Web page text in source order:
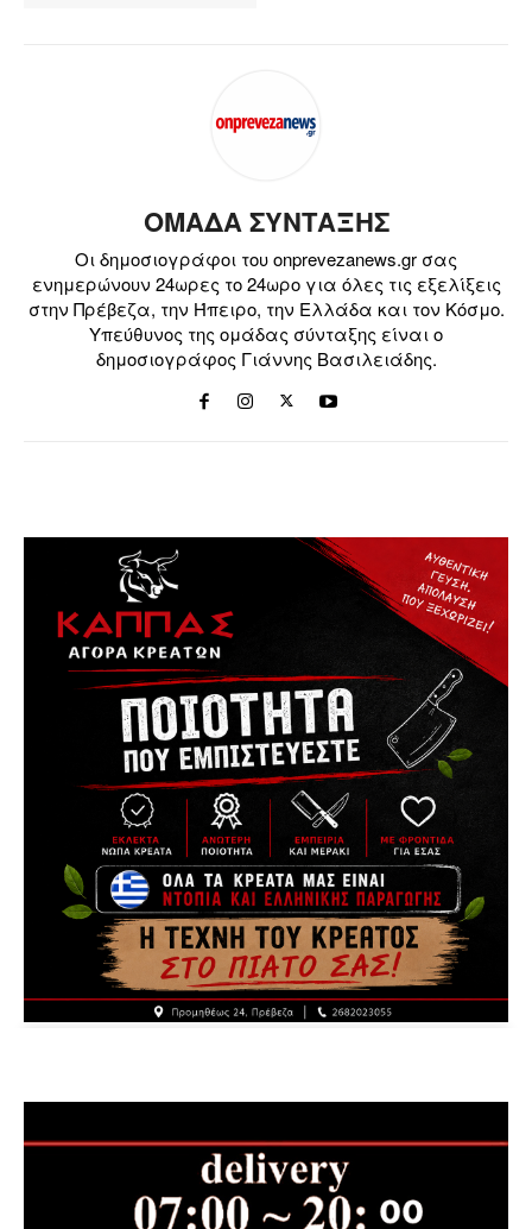
ΟΜΑΔΑ ΣΥΝΤΑΞΗΣ
Οι δημοσιογράφοι του onprevezanews.gr σας
ενημερώνουν 24ωρες το 24ωρο για όλες τις εξελίξεις
στην Πρέβεζα, την Ήπειρο, την Ελλάδα και τον Κόσμο.
Υπεύθυνος της ομάδας σύνταξης είναι ο
δημοσιογράφος Γιάννης Βασιλειάδης.